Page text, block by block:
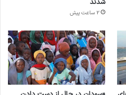
شدند
2 ساعت پیش